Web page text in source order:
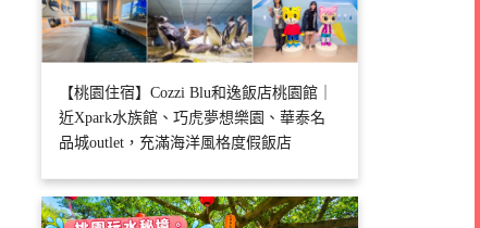
【桃園住宿】Cozzi Blu和逸飯店桃園館｜
近Xpark水族館、巧虎夢想樂園、華泰名
品城outlet，充滿海洋風格度假飯店